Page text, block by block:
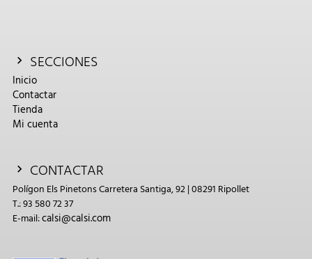
SECCIONES
Inicio
Contactar
Tienda
Mi cuenta
CONTACTAR
Polígon Els Pinetons Carretera Santiga, 92 | 08291 Ripollet
T.: 93 580 72 37
E-mail:calsi@calsi.com